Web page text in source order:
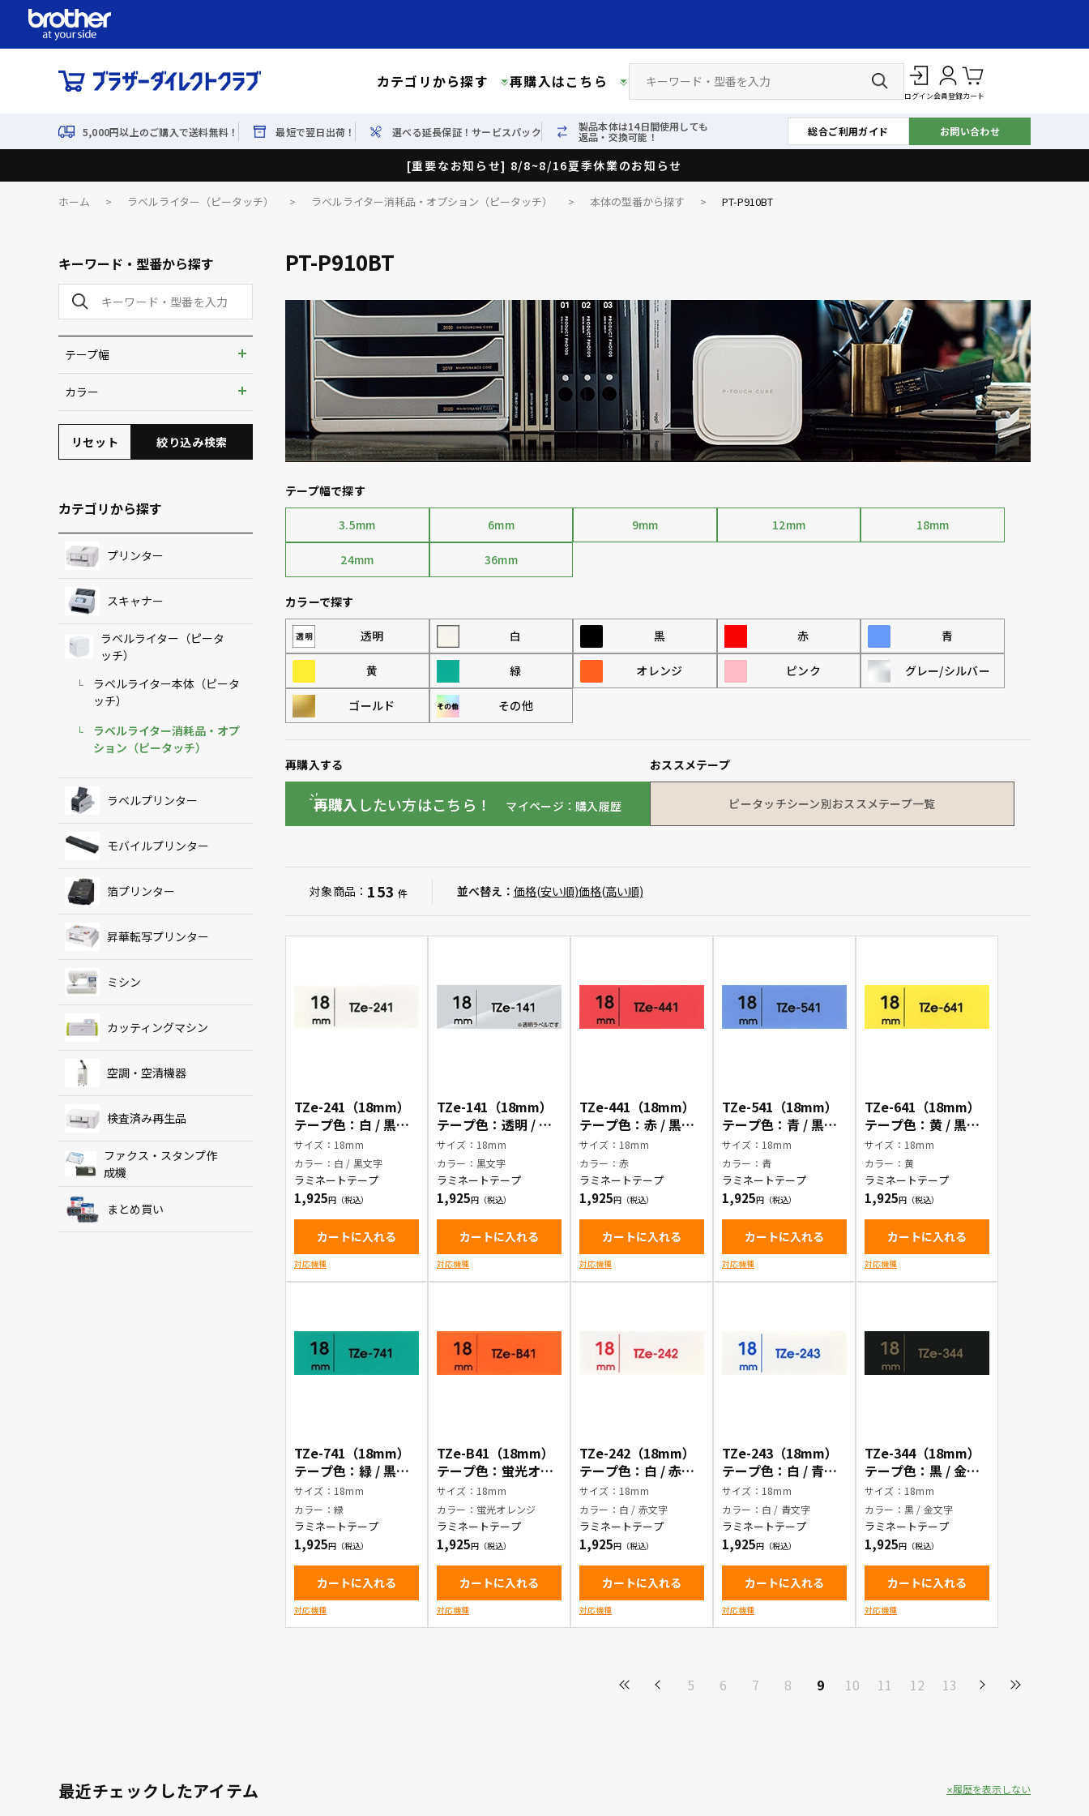
カテゴリから探す 再購入はこちら
ログイン会員登録カート
5,000円以上のご購入で送料無料！ 最短で翌日出荷！ 選べる延長保証！サービスパック 製品本体は14日間使用しても
返品・交換可能！ 総合ご利用ガイド お問い合わせ
[重要なお知らせ] 8/8~8/16夏季休業のお知らせ
ホーム > ラベルライター（ピータッチ） > ラベルライター消耗品・オプション（ピータッチ） > 本体の型番から探す > PT-P910BT
キーワード・型番から探す
テープ幅
6mm
9mm
18mm
24mm
36mm
カラー
リセット 絞り込み検索
カテゴリから探す
プリンター
スキャナー
ラベルライター（ピータ
ッチ）
ラベルライター本体（ピータ
ッチ）
ラベルライター消耗品・オプ
ション（ピータッチ）
ラベルプリンター
モバイルプリンター
箔プリンター
昇華転写プリンター
ミシン
カッティングマシン
空調・空清機器
検査済み再生品
ファクス・スタンプ作
成機
まとめ買い
PT-P910BT
テープ幅で探す
3.5mm 6mm 9mm 12mm 18mm
24mm 36mm
カラーで探す
透明 白 黒 赤 青
黄 緑 オレンジ ピンク グレー/シルバー
ゴールド その他
再購入する
再購入 したい方はこちら！ マイページ：購入履歴
おススメテープ
ピータッチシーン別おススメテープ一覧
対象商品： 153 件 並べ替え： 価格(安い順)価格(高い順)
TZe-241（18mm）
テープ色：白 / 黒文
字
サイズ：18mm
カラー：白 / 黒文字
ラミネートテープ
1,925
カートに入れる
対応機種
TZe-141（18mm）
テープ色：透明 / 黒
文字
サイズ：18mm
カラー：黒文字
ラミネートテープ
1,925
カートに入れる
対応機種
TZe-441（18mm）
テープ色：赤 / 黒文
字
サイズ：18mm
カラー：赤
ラミネートテープ
1,925
カートに入れる
対応機種
TZe-541（18mm）
テープ色：青 / 黒文
字
サイズ：18mm
カラー：青
ラミネートテープ
1,925
カートに入れる
対応機種
TZe-641（18mm）
テープ色：黄 / 黒文
字
サイズ：18mm
カラー：黄
ラミネートテープ
1,925
カートに入れる
対応機種
TZe-741（18mm）
テープ色：緑 / 黒文
字
サイズ：18mm
カラー：緑
ラミネートテープ
1,925
カートに入れる
対応機種
TZe-B41（18mm）
テープ色：蛍光オレ
ンジ / 黒文字
サイズ：18mm
カラー：蛍光オレンジ
ラミネートテープ
1,925
カートに入れる
対応機種
TZe-242（18mm）
テープ色：白 / 赤文
字
サイズ：18mm
カラー：白 / 赤文字
ラミネートテープ
1,925
カートに入れる
対応機種
TZe-243（18mm）
テープ色：白 / 青文
字
サイズ：18mm
カラー：白 / 青文字
ラミネートテープ
1,925
カートに入れる
対応機種
TZe-344（18mm）
テープ色：黒 / 金文
字
サイズ：18mm
カラー：黒 / 金文字
ラミネートテープ
1,925
カートに入れる
対応機種
5 6 7 8 9 10 11 12 13
最近チェックしたアイテム 履歴を表示しない